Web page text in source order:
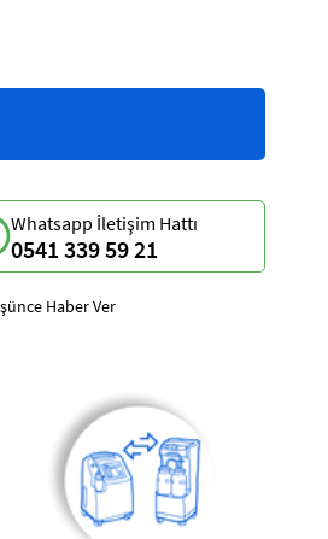
Whatsapp İletişim Hattı
0541 339 59 21
Haber Ver